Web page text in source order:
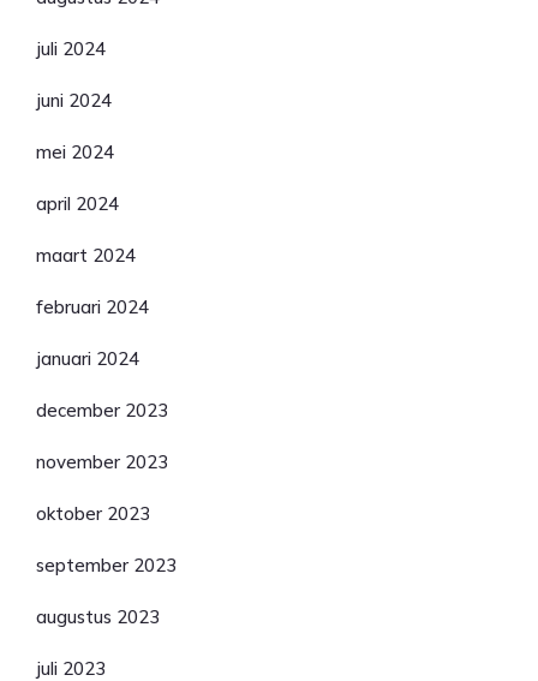
juli 2024
juni 2024
mei 2024
april 2024
maart 2024
februari 2024
januari 2024
december 2023
november 2023
oktober 2023
september 2023
augustus 2023
juli 2023